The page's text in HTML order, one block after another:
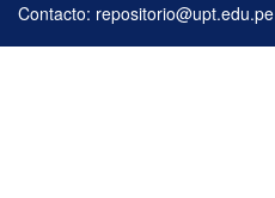
Contacto: repositorio@upt.edu.pe